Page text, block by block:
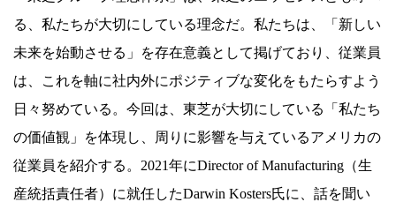
や
る
こ
と
～
理
念
る、私たちが大切にしている理念だ。私たちは、「新しい
未来を始動させる」を存在意義として掲げており、従業員
は、これを軸に社内外にポジティブな変化をもたらすよう
日々努めている。今回は、東芝が大切にしている「私たち
の価値観」を体現し、周りに影響を与えているアメリカの
従業員を紹介する。2021年にDirector of Manufacturing（生
産統括責任者）に就任したDarwin Kosters氏に、話を聞い